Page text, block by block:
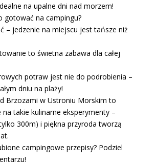
na upalne dni nad morzem!
gotować na campingu?
– jedzenie na miejscu jest tańsze niż
to świetna zabawa dla całej
potraw jest nie do podrobienia –
dniu na plaży!
Brzozami w Ustroniu Morskim to
na takie kulinarne eksperymenty –
300m) i piękna przyroda tworzą
campingowe przepisy? Podziel